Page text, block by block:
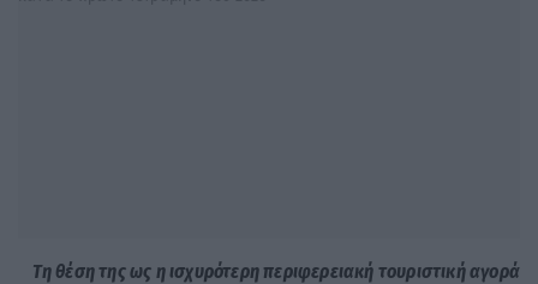
Τη θέση της ως η ισχυρότερη περιφερειακή τουριστική αγορά